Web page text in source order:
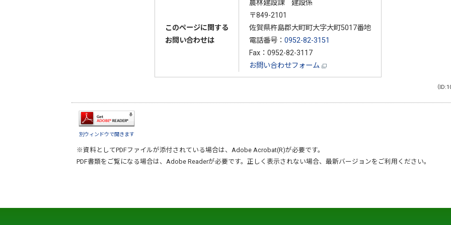
このページに関する
お問い合わせは
農林建設課 建設係
〒849-2101
佐賀県杵島郡大町町大字大町5017番地
電話番号： 0952-82-3151
Fax：0952-82-3117
お問い合わせフォーム
（
別ウィンドウで開きます
※資料としてPDFファイルが添付されている場合は、 Adobe Acrobat(R)が必要です。
PDF書類をご覧になる場合は、 Adobe Readerが必要です。正しく表示されない場合、最新バージョンをご利用ください。